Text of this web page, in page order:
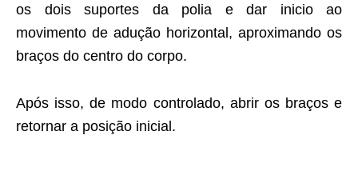
os dois suportes da polia e dar inicio ao
movimento de adução horizontal, aproximando os
braços do centro do corpo.
Após isso, de modo controlado, abrir os braços e
retornar a posição inicial.